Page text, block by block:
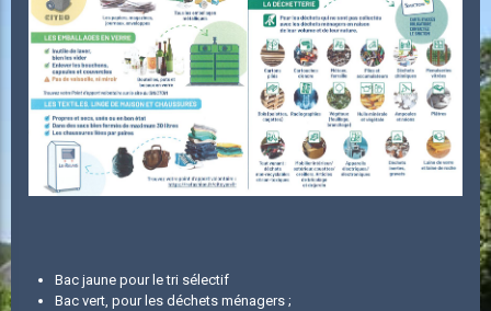
Bac jaune pour le tri sélectif
Bac vert, pour les déchets ménagers ;